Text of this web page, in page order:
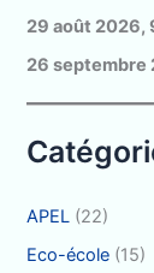
c
h
29 août 2026,
26 septembre
APEL (22)
Eco-école (15)